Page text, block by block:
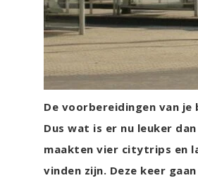
De voorbereidingen van
Dus wat is er nu leuker
maakten vier citytrips en
vinden zijn. Deze keer